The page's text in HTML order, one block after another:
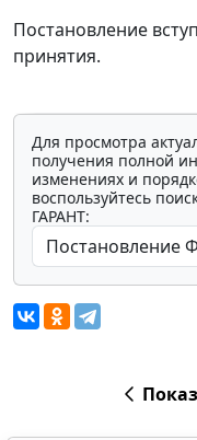
Постановление
принятия.
Для просмотра
получения полной
изменениях и
воспользуйтесь
ГАРАНТ: